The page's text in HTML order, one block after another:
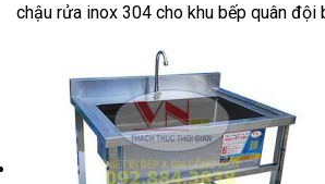
chậu rửa inox 304 cho khu bếp quân đội